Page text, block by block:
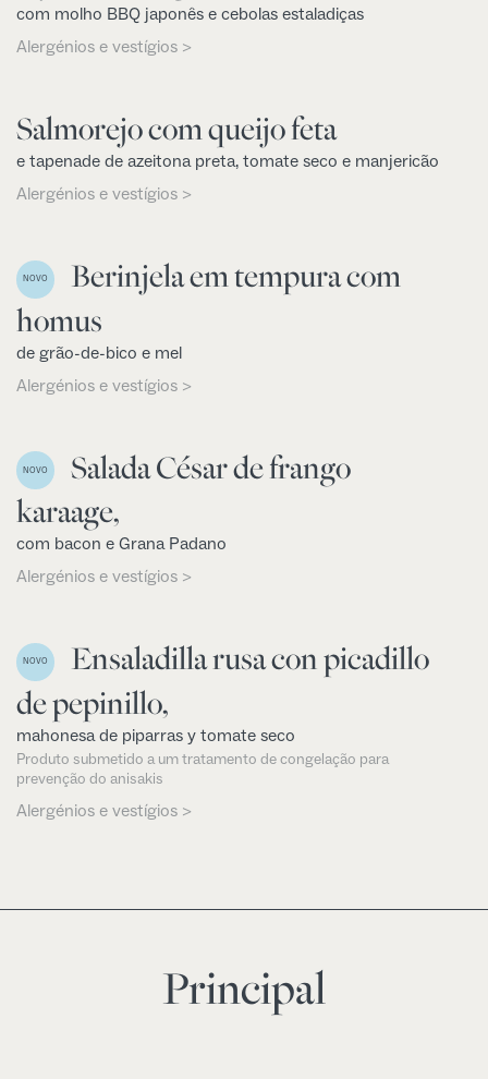
com molho BBQ japonês e cebolas estaladiças
Alergénios e vestígios >
Salmorejo com queijo feta
e tapenade de azeitona preta, tomate seco e manjericão
Alergénios e vestígios >
NOVO
Berinjela em tempura com
homus
de grão-de-bico e mel
Alergénios e vestígios >
NOVO
Salada César de frango
karaage,
com bacon e Grana Padano
Alergénios e vestígios >
NOVO
Ensaladilla rusa con picadillo
de pepinillo,
mahonesa de piparras y tomate seco
Produto submetido a um tratamento de congelação para
prevenção do anisakis
Alergénios e vestígios >
Principal